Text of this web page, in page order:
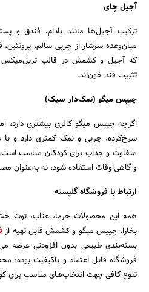
آجیل چای
ترکیب آجیل‌ها مانند بادام، فندق و
میان‌وعده سرشار از چربی‌ سالم،
که آجیل و کشمش در قالب تریل‌میکس
تثبیت قند خون‌اند.
چیپس میگو (نمک‌دار سبک)
اگرچه چیپس میگو کالری بیشتری دارد،
سرخ‌کرده، چربی و نمک کمتری دارد و
متفاوت و جذاب برای کودکان مناسب
و گاهی‌اوقات استفاده شود، نه به‌عنوان
ارتباط با فروشگاه گلپسته
همه این محصولات خرما، عناب، توت
بخارا، چیپس میگو و کشمش قابل تهیه از
بسته‌بندی طبیعی بدون افزودنی عرضه
فروشگاه قابل اعتماد و باکیفیت بوده؛
تنوع کافی جهت انتخاب‌های مناسب برای